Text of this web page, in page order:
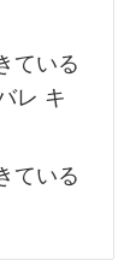
ている
レ キ
ている